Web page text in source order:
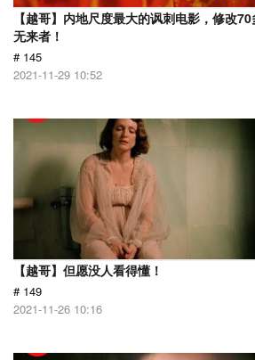
【越哥】内地尺度最大的讽刺电影，修改
无来者！
# 145
2021-11-29 10:52
【越哥】但愿没人看得懂！
# 149
2021-11-26 10:16